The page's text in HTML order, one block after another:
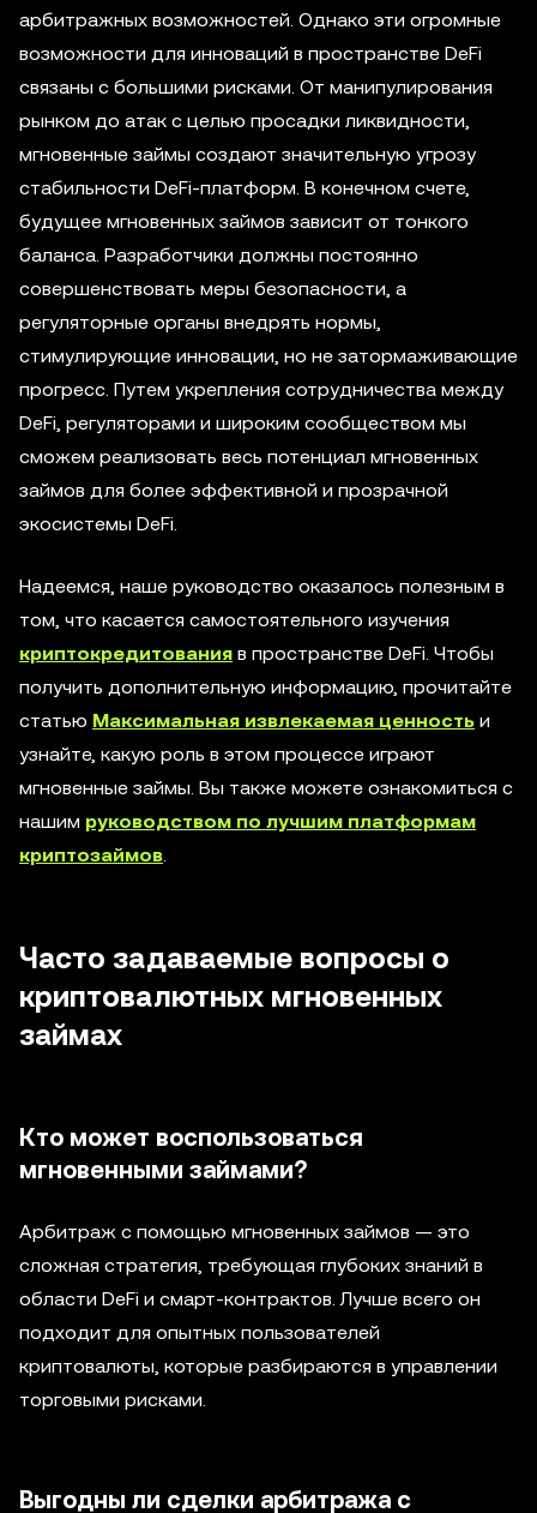
арбитражных возможностей. Однако эти огромные
возможности для инноваций в пространстве DeFi
связаны с большими рисками. От манипулирования
рынком до атак с целью просадки ликвидности,
мгновенные займы создают значительную угрозу
стабильности DeFi-платформ. В конечном счете,
будущее мгновенных займов зависит от тонкого
баланса. Разработчики должны постоянно
совершенствовать меры безопасности, а
регуляторные органы внедрять нормы,
стимулирующие инновации, но не затормаживающие
прогресс. Путем укрепления сотрудничества между
DeFi, регуляторами и широким сообществом мы
сможем реализовать весь потенциал мгновенных
займов для более эффективной и прозрачной
экосистемы DeFi.
Надеемся, наше руководство оказалось полезным в
том, что касается самостоятельного изучения
криптокредитования в пространстве DeFi. Чтобы
получить дополнительную информацию, прочитайте
статью Максимальная извлекаемая ценность и
узнайте, какую роль в этом процессе играют
мгновенные займы. Вы также можете ознакомиться с
нашим руководством по лучшим платформам
криптозаймов.
Часто задаваемые вопросы о
криптовалютных мгновенных
займах
Кто может воспользоваться
мгновенными займами?
Арбитраж с помощью мгновенных займов — это
сложная стратегия, требующая глубоких знаний в
области DeFi и смарт-контрактов. Лучше всего он
подходит для опытных пользователей
криптовалюты, которые разбираются в управлении
торговыми рисками.
Выгодны ли сделки арбитража с